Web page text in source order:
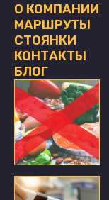
О КОМПАНИИ
МАРШРУТЫ
СТОЯНКИ
КОНТАКТЫ
БЛОГ